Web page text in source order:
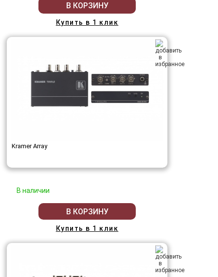
В КОРЗИНУ
Купить в 1 клик
Kramer Array
В наличии
В КОРЗИНУ
Купить в 1 клик